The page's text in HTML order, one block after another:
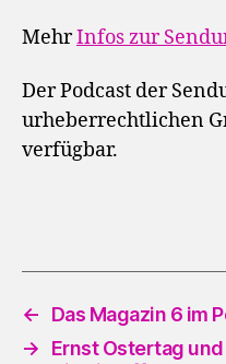
MehrInfos zur
Der Podcast der
urheberrechtlichen
verfügbar.
←
Das Magazin 6 im
→
Ernst Ostertag und